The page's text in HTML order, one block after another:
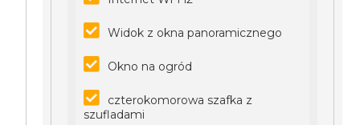
Widok z okna panoramicznego
Okno na ogród
czterokomorowa szafka z
szufladami